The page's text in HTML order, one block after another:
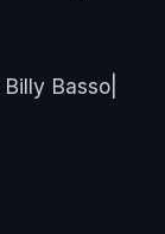
Billy Basso|